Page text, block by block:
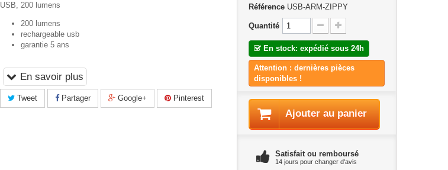
USB, 200 lumens
200 lumens
rechargeable usb
garantie 5 ans
En savoir plus
Tweet Partager Google+ Pinterest
Référence USB-ARM-ZIPPY
Quantité
En stock: expédié sous 24h
Attention : dernières pièces
disponibles !
Ajouter au panier
Satisfait ou remboursé
14 jours pour changer d'avis